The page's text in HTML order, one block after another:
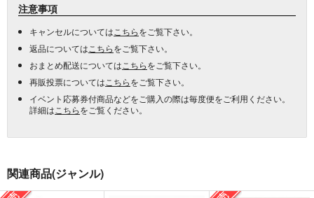
注意事項
キャンセルについては こちらをご覧下さい。
返品については こちらをご覧下さい。
おまとめ配送については こちらをご覧下さい。
再販投票については こちらをご覧下さい。
イベント応募券付商品などをご購入の際は毎度便をご利用ください。
詳細は こちらをご覧ください。
関連商品(ジャンル)